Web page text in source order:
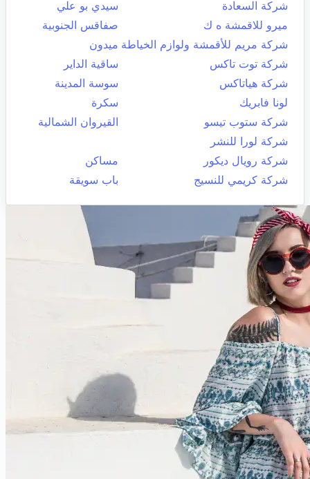
شركة السعادة
سيدي بو علي
ميرو للاقمشة ه ك
صفاقس الجنوبية
شركة مريم للأقمشة ولوازم الخياطة ميدون
شركة توت تاكس
ساقية الداير
شركة هياتاكس
سوسة المدينة
لونا فابريك
سكرة
شركة ستوب تيسو
القيروان الشمالية
شركة لورا للنشر
شركة رويال ديكور
مساكن
شركة كريمي للنسيج
باب سويقة